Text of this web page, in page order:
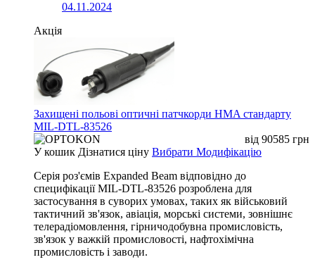
04.11.2024
Акція
Захищені польові оптичні патчкорди HMA стандарту
MIL-DTL-83526
від 90585 грн
У кошик Дізнатися ціну Вибрати Модифікацію
Серія роз'ємів Expanded Beam відповідно до
специфікації MIL-DTL-83526 розроблена для
застосування в суворих умовах, таких як військовий
тактичний зв'язок, авіація, морські системи, зовнішнє
телерадіомовлення, гірничодобувна промисловість,
зв'язок у важкій промисловості, нафтохімічна
промисловість і заводи.